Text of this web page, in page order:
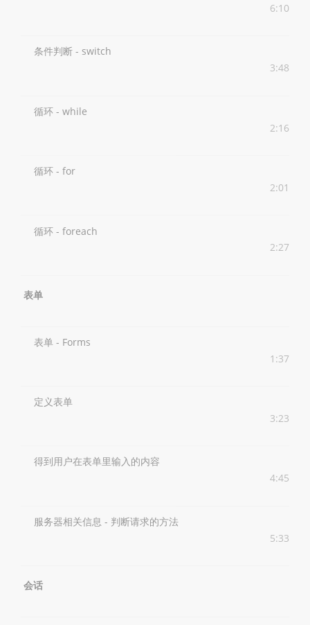
6:10
条件判断 - switch
3:48
循环 - while
2:16
循环 - for
2:01
循环 - foreach
2:27
表单
表单 - Forms
1:37
定义表单
3:23
得到用户在表单里输入的内容
4:45
服务器相关信息 - 判断请求的方法
5:33
会话